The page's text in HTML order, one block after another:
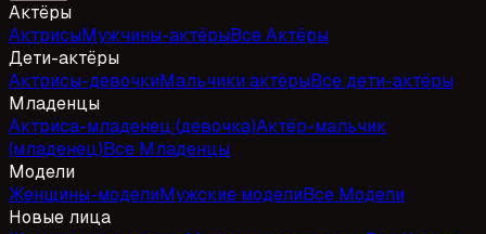
Актёры
АктрисыМужчины-актёрыВсе Актёры
Дети-актёры
Актрисы-девочкиМальчики актёрыВсе дети-актёры
Младенцы
Актриса-младенец (девочка)Актёр-мальчик
(младенец)Все Младенцы
Модели
Женщины-моделиМужские моделиВсе Модели
Новые лица